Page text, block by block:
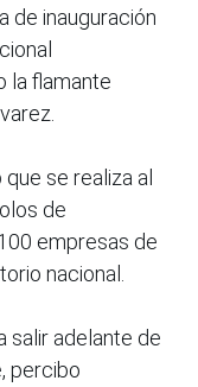
de inauguración
la flamante
se realiza al
de
empresas de
nacional.
salir adelante de
percibo